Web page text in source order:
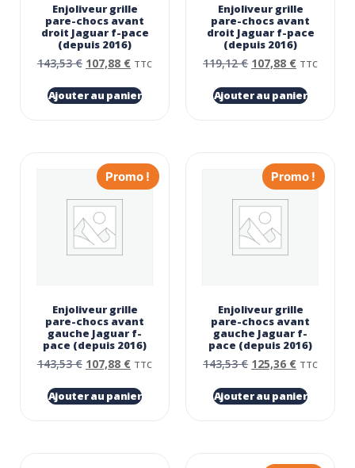
Enjoliveur grille
pare-chocs avant
droit Jaguar f-pace
(depuis 2016)
143,53€ 107,88 € TTC
Ajouter au panier
Enjoliveur grille
pare-chocs avant
droit Jaguar f-pace
(depuis 2016)
119,12€ 107,88 € TTC
Ajouter au panier
Promo !
Enjoliveur grille
pare-chocs avant
gauche Jaguar f-
pace (depuis 2016)
143,53€ 107,88 € TTC
Ajouter au panier
Promo !
Enjoliveur grille
pare-chocs avant
gauche Jaguar f-
pace (depuis 2016)
143,53€ 125,36 € TTC
Ajouter au panier